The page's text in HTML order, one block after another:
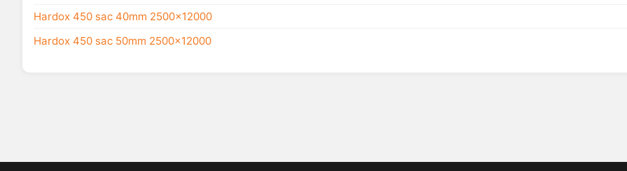
Hardox 450 sac 40mm 2500x12000
Hardox 450 sac 50mm 2500x12000